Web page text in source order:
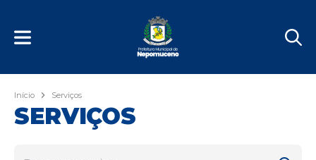
Início Serviços
SERVIÇOS